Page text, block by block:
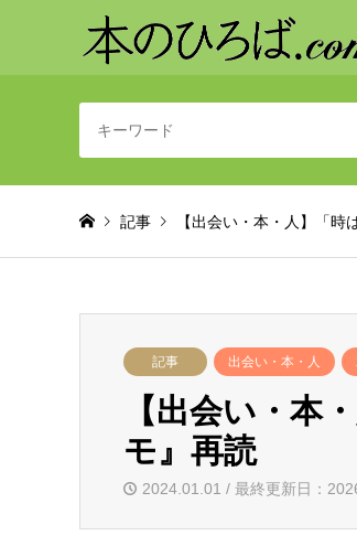
記事 【出会い・本・人】「
記事 出会い・本・人
【出会い・本
モ』再読
2024.01.01 / 最終更新日：